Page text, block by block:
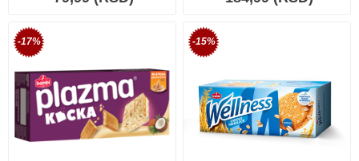
-17% -15%